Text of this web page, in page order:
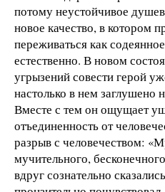
потому неустойчивое
новое качество, в котором
переживаться как
естественно. В новом
угрызений совести герой
настолько в нем заглушено
Вместе с тем он ощущает
отъединенность от
разрыв с человечеством:
мучительного,
вдруг сознательно